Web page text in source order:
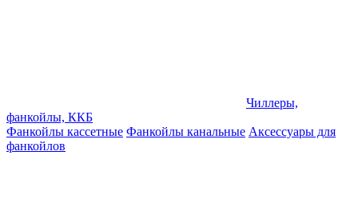
Чиллеры,
фанкойлы, ККБ
Фанкойлы кассетные Фанкойлы канальные Аксессуары для
фанкойлов